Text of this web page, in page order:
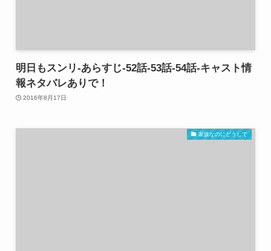
明日もスンリ-あらすじ-52話-53話-54話-キャスト情
報ネタバレありで！
2016年8月17日
家族なのにどうして